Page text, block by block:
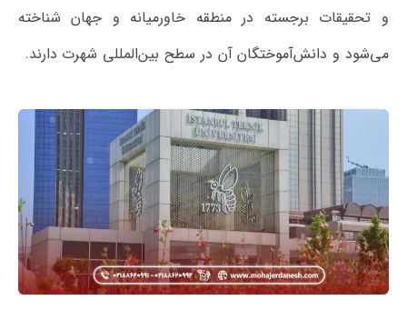
و تحقیقات برجسته در منطقه خاورمیانه و جهان شناخته
می‌شود و دانش‌آموختگان آن در سطح بین‌المللی شهرت دارند.